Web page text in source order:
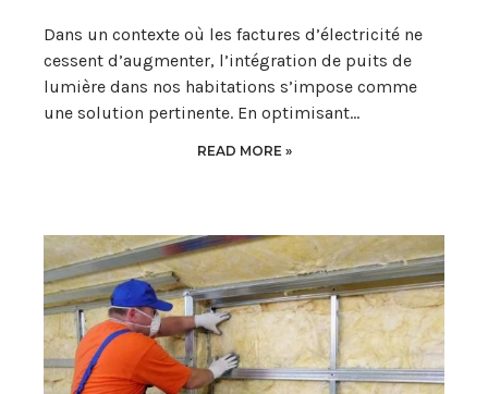
Dans un contexte où les factures d’électricité ne
cessent d’augmenter, l’intégration de puits de
lumière dans nos habitations s’impose comme
une solution pertinente. En optimisant…
READ MORE »